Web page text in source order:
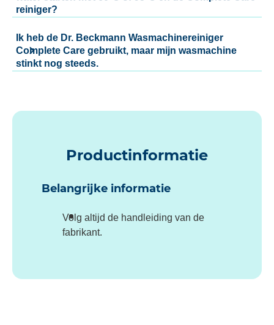
reiniger?
Ik heb de Dr. Beckmann Wasmachinereiniger
Complete Care gebruikt, maar mijn wasmachine
stinkt nog steeds.
Productinformatie
Belangrijke informatie
Volg altijd de handleiding van de
fabrikant.